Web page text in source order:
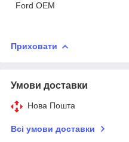
Ford OEM
Приховати
Умови доставки
Нова Пошта
Всі умови доставки